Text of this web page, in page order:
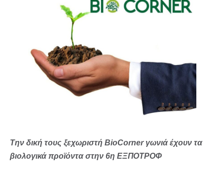
Την δική τους ξεχωριστή BioCorner γωνιά έχουν τα
βιολογικά προϊόντα στην 6η ΕΞΠΟΤΡΟΦ